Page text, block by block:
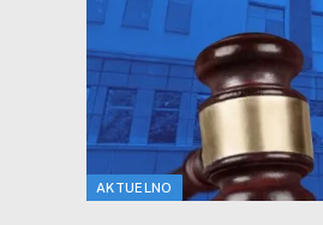
AKTUELNO